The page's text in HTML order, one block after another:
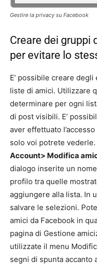
Gestire la privacy su Facebook
Creare dei gruppi
per evitare lo
E’ possibile creare
liste di amici. Utilizzare
determinare per ogni
di post visibili. E’
aver effettuato
solo voi potrete
Account> Modifica
dialogo inserite un
profilo tra quelle
aggiungere alla lista. In
salvare le selezioni.
amici da Facebook in
pagina di Gestione
utilizzate il menu
segni di spunta accanto